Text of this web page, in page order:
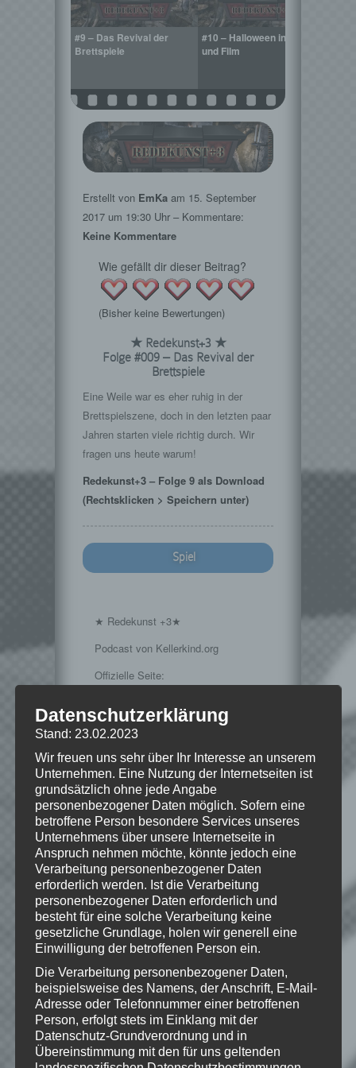
#9 – Das Revival der
Brettspiele
#10 – Halloween in Spiel
und Film
Erstellt von EmKa am 15. September
2017 um 19:30 Uhr – Kommentare:
Keine Kommentare
Wie gefällt dir dieser Beitrag?
(Bisher keine Bewertungen)
★ Redekunst+3 ★
Folge #009 – Das Revival der
Brettspiele
Eine Weile war es eher ruhig in der
Brettspielszene, doch in den letzten paar
Jahren starten viele richtig durch. Wir
fragen uns heute warum!
Redekunst+3 – Folge 9 als Download
(Rechtsklicken > Speichern unter)
Spiel
★ Redekunst +3★
Podcast von Kellerkind.org
Offizielle Seite:
Hinweise
Wenn Dir das Spiel gefällt,
unterstütze bitte die Entwickler und
kaufe Dir das Spiel im Original!
Klicke hier und lasse
eine Bewertung da!
Datenschutzerklärung
Stand: 23.02.2023
Wir freuen uns sehr über Ihr Interesse an unserem
Unternehmen. Eine Nutzung der Internetseiten ist
grundsätzlich ohne jede Angabe
personenbezogener Daten möglich. Sofern eine
betroffene Person besondere Services unseres
Unternehmens über unsere Internetseite in
Anspruch nehmen möchte, könnte jedoch eine
Verarbeitung personenbezogener Daten
erforderlich werden. Ist die Verarbeitung
personenbezogener Daten erforderlich und
besteht für eine solche Verarbeitung keine
gesetzliche Grundlage, holen wir generell eine
Einwilligung der betroffenen Person ein.
Die Verarbeitung personenbezogener Daten,
beispielsweise des Namens, der Anschrift, E-Mail-
Adresse oder Telefonnummer einer betroffenen
Person, erfolgt stets im Einklang mit der
Datenschutz-Grundverordnung und in
Übereinstimmung mit den für uns geltenden